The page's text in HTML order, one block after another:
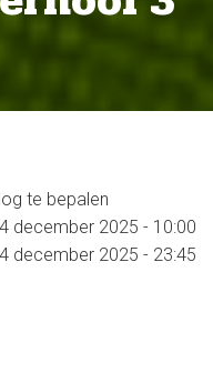
te bepalen
december 2025 - 10:00
december 2025 - 23:45